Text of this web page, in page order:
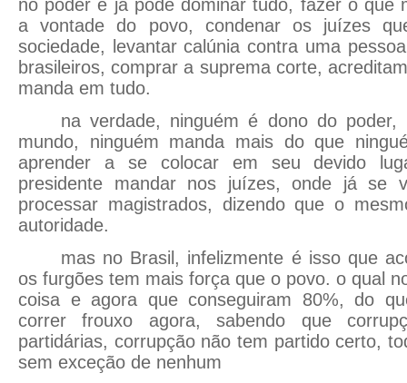
no poder e já pode dominar tudo, fazer o que
a vontade do povo, condenar os juízes
sociedade, levantar calúnia contra uma
brasileiros, comprar a suprema corte,
manda em tudo.
na verdade, ninguém é dono do
mundo, ninguém manda mais do que
aprender a se colocar em seu devido
presidente mandar nos juízes, onde já se
processar magistrados, dizendo que o
autoridade.
mas no Brasil, infelizmente é isso que
os furgões tem mais força que o povo. o qual
coisa e agora que conseguiram 80%, do
correr frouxo agora, sabendo que
partidárias, corrupção não tem partido certo,
sem exceção de nenhum